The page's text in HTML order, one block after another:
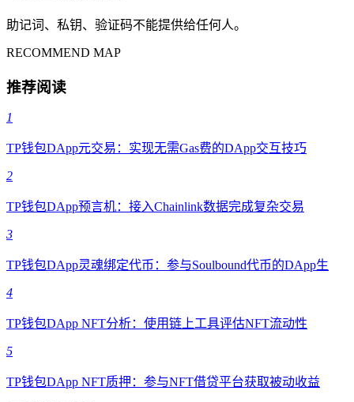
助记词、私钥、验证码不能提供给任何人。
RECOMMEND MAP
推荐阅读
1
TP钱包DApp元交易：实现无需Gas费的DApp交互技巧
2
TP钱包DApp预言机：接入Chainlink数据完成复杂交易
3
TP钱包DApp灵魂绑定代币：参与Soulbound代币的DApp生
4
TP钱包DApp NFT分析：使用链上工具评估NFT流动性
5
TP钱包DApp NFT质押：参与NFT借贷平台获取被动收益